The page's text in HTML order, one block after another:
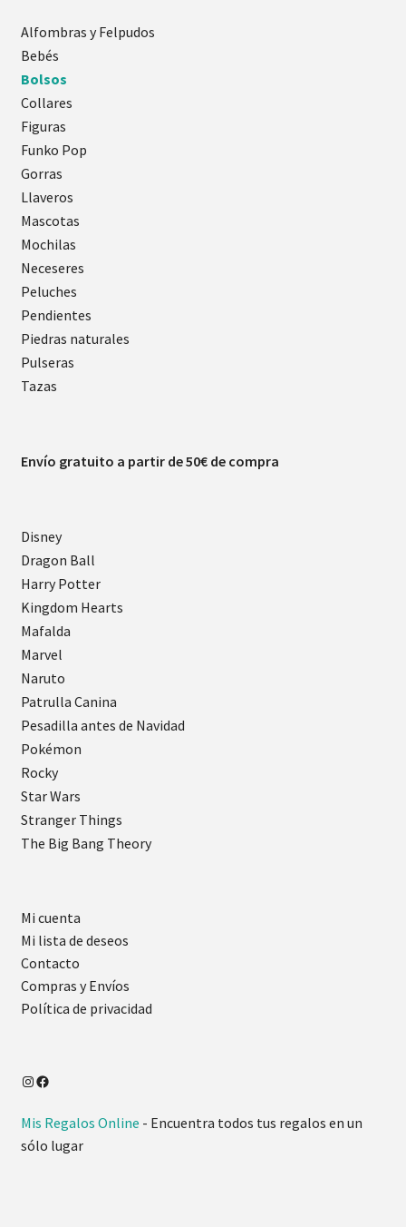
Alfombras y Felpudos
Bebés
Bolsos
Collares
Figuras
Funko Pop
Gorras
Llaveros
Mascotas
Mochilas
Neceseres
Peluches
Pendientes
Piedras naturales
Pulseras
Tazas
Envío gratuito a partir de 50€ de compra
Disney
Dragon Ball
Harry Potter
Kingdom Hearts
Mafalda
Marvel
Naruto
Patrulla Canina
Pesadilla antes de Navidad
Pokémon
Rocky
Star Wars
Stranger Things
The Big Bang Theory
Mi cuenta
Mi lista de deseos
Contacto
Compras y Envíos
Política de privacidad
Mis Regalos Online - Encuentra todos tus regalos en un
sólo lugar